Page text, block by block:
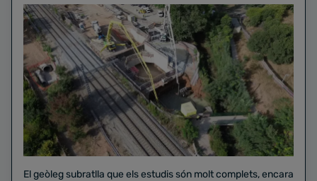
El geòleg subratlla que els estudis són molt complets, encara